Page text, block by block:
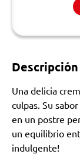
Una delicia
culpas. Su
en un postre
un equilibrio
indulgente!